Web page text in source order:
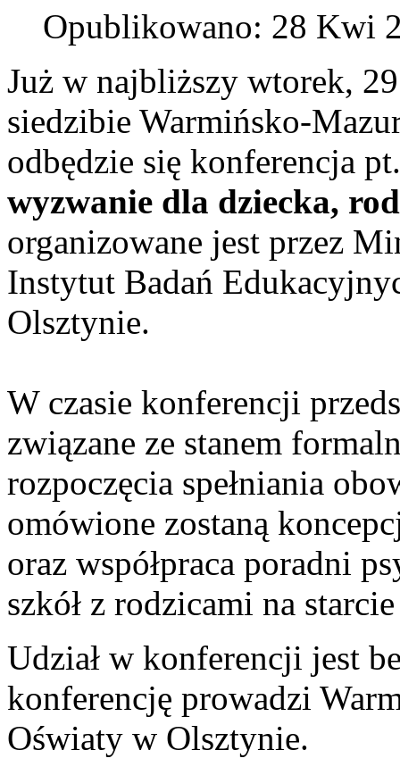
Opublikowano: 28 Kwi
Już w najbliższy wtorek,
siedzibie Warmińsko-
odbędzie się konferencja
wyzwanie dla dziecka,
organizowane jest przez
Instytut Badań
Olsztynie.
W czasie konferencji
związane ze stanem
rozpoczęcia spełniania
omówione zostaną
oraz współpraca poradni
szkół z rodzicami na
Udział w konferencji jest
konferencję prowadzi
Oświaty w Olsztynie.